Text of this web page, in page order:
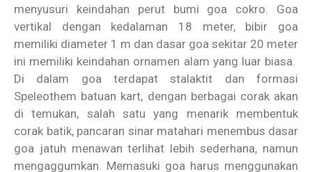
menyusuri keindahan perut bumi goa cokro. Goa
vertikal dengan kedalaman 18 meter, bibir goa
memiliki diameter 1 m dan dasar goa sekitar 20 meter
ini memiliki keindahan ornamen alam yang luar biasa.
Di dalam goa terdapat stalaktit dan formasi
Speleothem batuan kart, dengan berbagai corak akan
di temukan, salah satu yang menarik membentuk
corak batik, pancaran sinar matahari menembus dasar
goa jatuh menawan terlihat lebih sederhana, namun
mengaggumkan. Memasuki goa harus menggunakan